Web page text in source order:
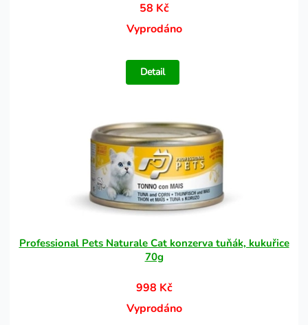
58 Kč
Vyprodáno
Detail
Professional Pets Naturale Cat konzerva tuňák, kukuřice
70g
998 Kč
Vyprodáno